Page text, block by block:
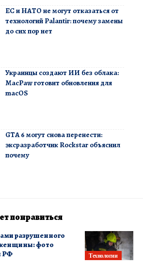
ЕС и НАТО не могут отказаться от
технологий Palantir: почему замены
до сих пор нет
Украинцы создают ИИ без облака:
MacPaw готовит обновления для
macOS
GTA 6 могут снова перенести:
эксразработчик Rockstar объяснил
почему
понравиться
Технологии
разрушенного
фото
РФ